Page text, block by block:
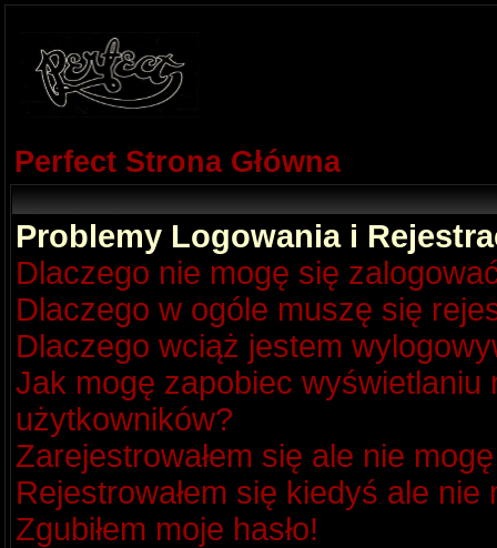
Perfect Strona Główna
Problemy Logowania i
Dlaczego nie mogę się
Dlaczego w ogóle muszę się
Dlaczego wciąż jestem
Jak mogę zapobiec
użytkowników?
Zarejestrowałem się ale nie
Rejestrowałem się kiedyś ale
Zgubiłem moje hasło!